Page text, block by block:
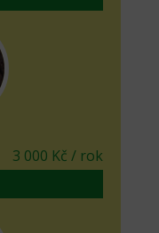
3 000 Kč / rok